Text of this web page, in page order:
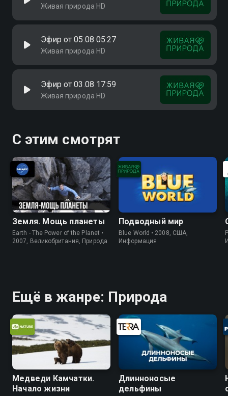
Живая природа HD
Эфир от 05.08 05:27
Живая природа HD
Эфир от 03.08 17:59
Живая природа HD
С этим смотрят
Земля. Мощь планеты
Earth - The Power of the Planet •
2007, Великобритания, Природа
Подводный мир
Blue World • 2008, США,
Информация
Ещё в жанре: Природа
Медведи Камчатки.
Начало жизни
Длинноносые
дельфины